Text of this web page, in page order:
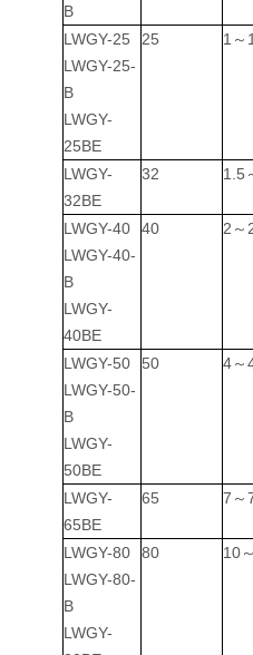
B
LWGY-25
LWGY-25-
B
LWGY-
25BE
25 1～
LWGY-
32BE
32 1.5
LWGY-40
LWGY-40-
B
LWGY-
40BE
40 2～
LWGY-50
LWGY-50-
B
LWGY-
50BE
50 4～
LWGY-
65BE
65 7～
LWGY-80
LWGY-80-
B
LWGY-
80 10